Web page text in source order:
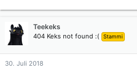
Teekeks
404 Keks not found :( Stammi
30. Juli 2018